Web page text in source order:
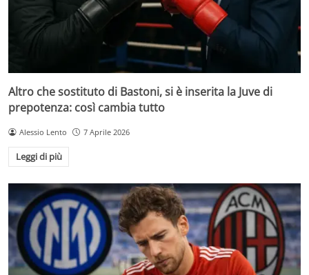
Altro che sostituto di Bastoni, si è inserita la Juve di
prepotenza: così cambia tutto
Alessio Lento 7 Aprile 2026
Leggi di più